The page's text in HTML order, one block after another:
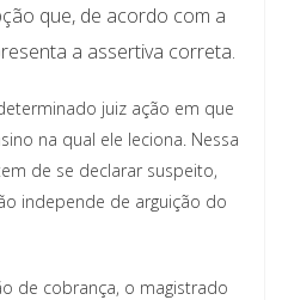
que, de acordo com a
a assertiva correta.
juiz ação em que
na qual ele leciona. Nessa
de se declarar suspeito,
independe de arguição do
de cobrança, o magistrado